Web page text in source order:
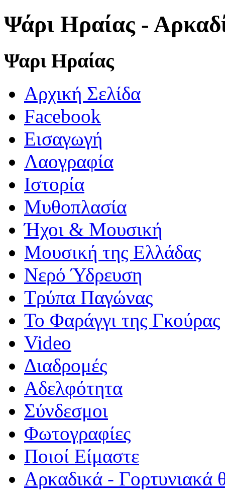
Ψάρι Ηραίας -
Ψαρι Ηραίας
Αρχική Σελίδα
Facebook
Εισαγωγή
Λαογραφία
Ιστορία
Μυθοπλασία
Ήχοι & Μουσική
Μουσική της Ελλάδας
Νερό Ύδρευση
Τρύπα Παγώνας
Το Φαράγγι της Γκούρας
Video
Διαδρομές
Αδελφότητα
Σύνδεσμοι
Φωτογραφίες
Ποιοί Είμαστε
Αρκαδικά - Γορτυνιακά